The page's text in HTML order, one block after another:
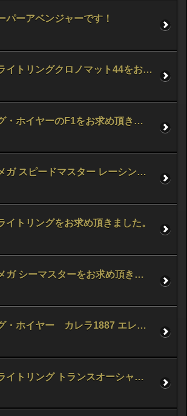
パーアベンジャーです！
ブライトリングクロノマット44をお求め頂きました。
タグ・ホイヤーのF1をお求め頂きました!!
オメガ スピードマスター レーシングをお求め頂きました。
イトリングをお求め頂きました。
オメガ シーマスターをお求め頂きました。
タグ・ホイヤー カレラ1887 エレガンスをお求め頂きました。
ブライトリング トランスオーシャン クロノグラフをお求め頂きました。